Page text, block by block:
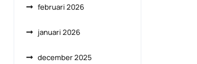
februari 2026
januari 2026
december 2025